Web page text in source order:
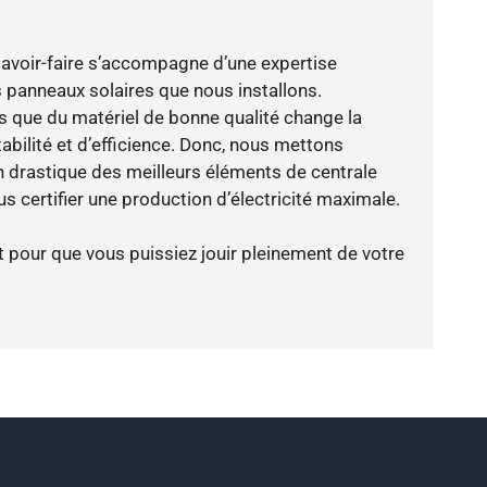
faire s’accompagne d’une expertise
solaires que nous installons.
que du matériel de bonne qualité change la
et d’efficience. Donc, nous mettons
drastique des meilleurs éléments de centrale
certifier une production d’électricité maximale.
pour que vous puissiez jouir pleinement de votre